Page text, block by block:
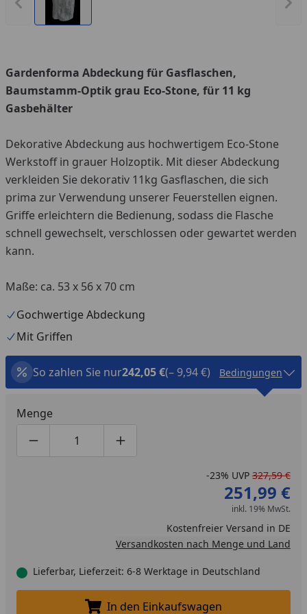
Vorheriges Bild anzeigen
Gardenforma Abdeckung für Gasflaschen,
Baumstamm-Optik grau Eco-Stone, für 11 kg
Gasbehälter
Dekorative Abdeckung aus hochwertigem Eco-Stone
Werkstoff in grauer Holzoptik. Mit dieser Abdeckung
verkleiden Sie dekorativ 11kg Gasflaschen, die sich
prima zur Verwendung unserer Feuerstellen eignen.
Griffe erleichtern die Bedienung, sodass die Flasche
schnell gewechselt, verschlossen oder gewartet werden
kann.
Maße: ca. 53 x 56 x 70 cm
Gochwertige Abdeckung
Mit Griffen
So zahlen Sie nur242,05 €(– 9,94 €) Bedingungen
Menge
Produktmenge um eins verringern
Produktmenge manuell eingeben
Produktmenge um eins erhöhen
-23% UVP 327,59 €
251,99 €
inkl. 19% MwSt.
Kostenfreier Versand in DE
Versandkosten nach Menge und Land
Lieferbar, Lieferzeit: 6-8 Werktage in Deutschland
In den Einkaufswagen